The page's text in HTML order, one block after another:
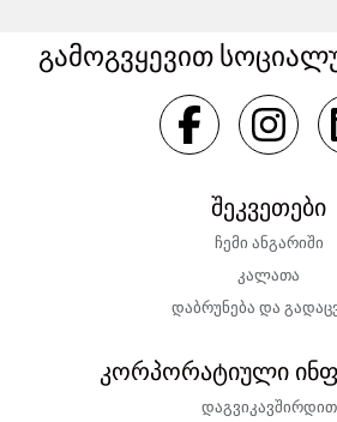
გამოგვყევით
შეკვეთები
ჩემი ანგარიში
კალათა
დაბრუნება და
კორპორატიული
დაგვიკავშირდით